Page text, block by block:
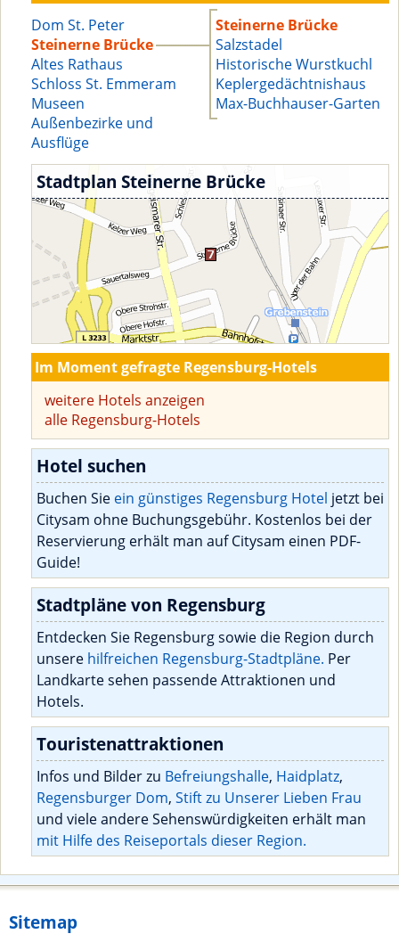
Dom St. Peter
Steinerne Brücke
Altes Rathaus
Schloss St. Emmeram
Museen
Außenbezirke und
Ausflüge
Steinerne Brücke
Salzstadel
Historische Wurstkuchl
Keplergedächtnishaus
Max-Buchhauser-Garten
Stadtplan Steinerne Brücke
Im Moment gefragte Regensburg-Hotels
weitere Hotels anzeigen
alle Regensburg-Hotels
Hotel suchen
Buchen Sie ein günstiges Regensburg Hotel jetzt bei
Citysam ohne Buchungsgebühr. Kostenlos bei der
Reservierung erhält man auf Citysam einen PDF-
Guide!
Stadtpläne von Regensburg
Entdecken Sie Regensburg sowie die Region durch
unsere hilfreichen Regensburg-Stadtpläne. Per
Landkarte sehen passende Attraktionen und
Hotels.
Touristenattraktionen
Infos und Bilder zu Befreiungshalle, Haidplatz,
Regensburger Dom, Stift zu Unserer Lieben Frau
und viele andere Sehenswürdigkeiten erhält man
mit Hilfe des Reiseportals dieser Region.
Sitemap